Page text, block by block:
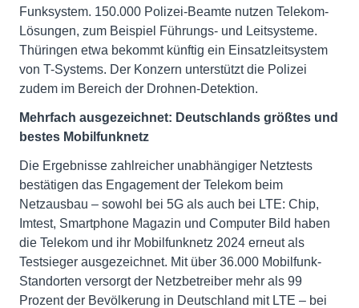
Funksystem. 150.000 Polizei-Beamte nutzen Telekom-
Lösungen, zum Beispiel Führungs- und Leitsysteme.
Thüringen etwa bekommt künftig ein Einsatzleitsystem
von T-Systems. Der Konzern unterstützt die Polizei
zudem im Bereich der Drohnen-Detektion.
Mehrfach ausgezeichnet: Deutschlands größtes und
bestes Mobilfunknetz
Die Ergebnisse zahlreicher unabhängiger Netztests
bestätigen das Engagement der Telekom beim
Netzausbau – sowohl bei 5G als auch bei LTE: Chip,
Imtest, Smartphone Magazin und Computer Bild haben
die Telekom und ihr Mobilfunknetz 2024 erneut als
Testsieger ausgezeichnet. Mit über 36.000 Mobilfunk-
Standorten versorgt der Netzbetreiber mehr als 99
Prozent der Bevölkerung in Deutschland mit LTE – bei